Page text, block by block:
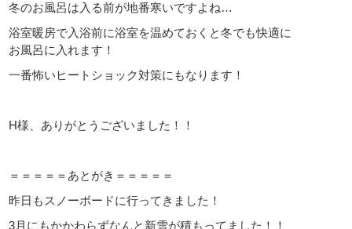
冬のお風呂は入る前が地番寒いですよね…
浴室暖房で入浴前に浴室を温めておくと冬でも快適に
お風呂に入れます！
一番怖いヒートショック対策にもなります！
H様、ありがとうございました！！
＝＝＝＝＝あとがき＝＝＝＝＝
昨日もスノーボードに行ってきました！
3月にもかかわらずなんと新雪が積もってました！！